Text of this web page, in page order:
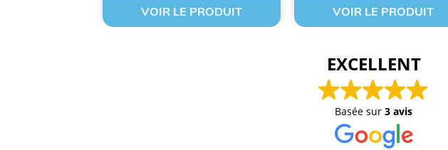
VOIR LE PRODUIT VOIR LE PRODUIT
EXCELLENT
Basée sur3 avis